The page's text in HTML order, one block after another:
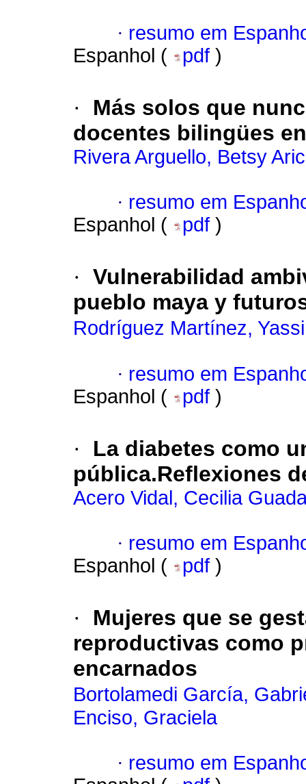
· resumo em
Espanhol (
pdf )
·
Más solos que
docentes bilingües
Rivera Arguello, Betsy
· resumo em
Espanhol (
pdf )
· Vulnerabilidad
pueblo maya y
Rodríguez Martínez,
· resumo em
Espanhol (
pdf )
·
La diabetes como
pública.Reflexiones
Acero Vidal, Cecilia
· resumo em
Espanhol (
pdf )
·
Mujeres que se
reproductivas como
encarnados
Bortolamedi García,
Enciso, Graciela
· resumo em